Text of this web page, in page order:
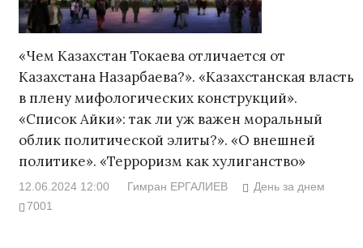
«Чем Казахстан Токаева отличается от
Казахстана Назарбаева?». «Казахстанская власть
в плену мифологических конструкций».
«Список Айки»: так ли уж важен моральный
облик политической элиты?». «О внешней
политике». «Терроризм как хулиганство»
12.06.2024 12:00 Гимран ЕРГАЛИЕВ
День за днем
7001